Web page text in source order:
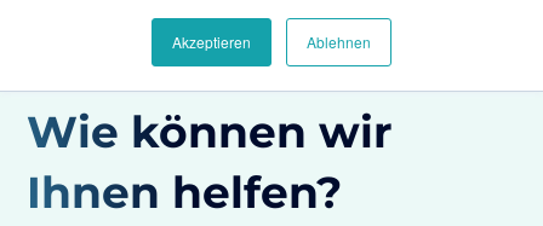
Akzeptieren Ablehnen
Wie können wir
Ihnen helfen?